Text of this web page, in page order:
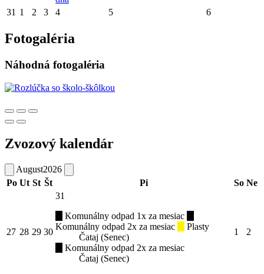
31 1 2 3 4 5 6
Fotogaléria
Náhodná fotogaléria
Zvozový kalendár
August2026
Po Ut St Št Pi So Ne
27 28 29 30
31
Komunálny odpad 1x za mesiac
Komunálny odpad 2x za mesiac
Plasty
Čataj (Senec)
Komunálny odpad 2x za mesiac
Čataj (Senec)
1 2